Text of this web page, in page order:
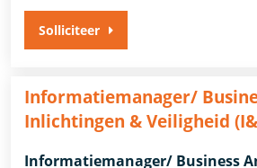
Solliciteer
Informatiemanager/
Inlichtingen & Veiligheid
Informatiemanager/ Business